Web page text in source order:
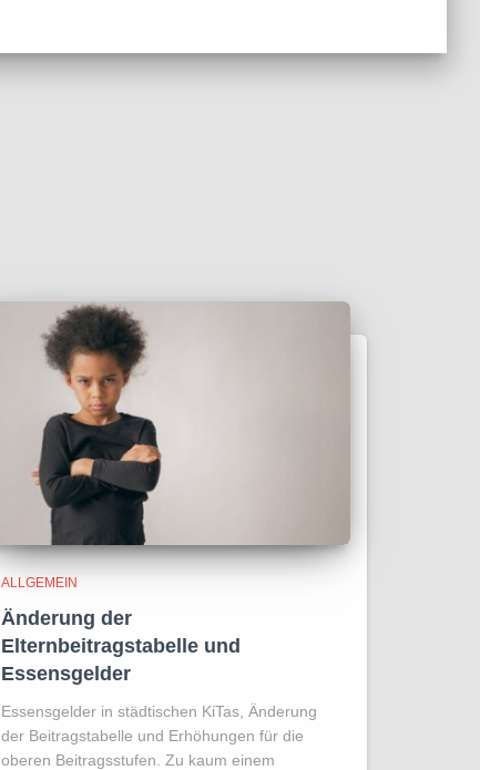
ALLGEMEIN
Änderung der
Elternbeitragstabelle und
Essensgelder
Essensgelder in städtischen KiTas, Änderung
der Beitragstabelle und Erhöhungen für die
oberen Beitragsstufen. Zu kaum einem